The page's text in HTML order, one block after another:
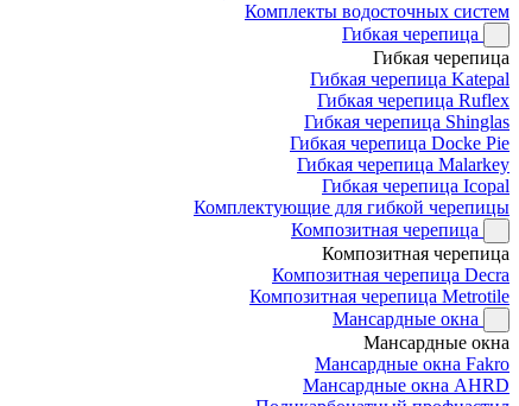
Комплекты водосточных систем
Гибкая черепица
Гибкая черепица
Гибкая черепица Katepal
Гибкая черепица Ruflex
Гибкая черепица Shinglas
Гибкая черепица Docke Pie
Гибкая черепица Malarkey
Гибкая черепица Icopal
Комплектующие для гибкой черепицы
Композитная черепица
Композитная черепица
Композитная черепица Decra
Композитная черепица Metrotile
Мансардные окна
Мансардные окна
Мансардные окна Fakro
Мансардные окна AHRD